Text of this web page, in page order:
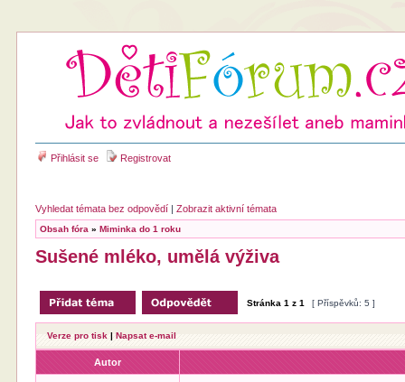
Přihlásit se Registrovat
Vyhledat témata bez odpovědí |Zobrazit aktivní témata
Obsah fóra »Miminka do 1 roku
Sušené mléko, umělá výživa
Stránka1 z1 [ Příspěvků: 5 ]
Verze pro tisk |Napsat e-mail
Autor